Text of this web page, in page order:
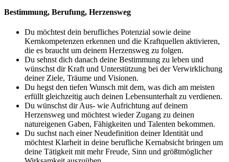
Bestimmung, Berufung, Herzensweg
Du möchtest dein berufliches Potenzial sowie deine
Kernkompetenzen erkennen und die Kraftquellen aktivieren,
die es braucht um deinem Herzensweg zu folgen.
Du sehnst dich danach deine Bestimmung zu leben und
wünschst dir Kraft und Unterstützung bei der Verwirklichung
deiner Ziele, Träume und Visionen.
Du hegst den tiefen Wunsch mit dem, was dich am meisten
erfüllt gleichzeitig auch deinen Lebensunterhalt zu verdienen.
Du wünschst dir Aus- wie Aufrichtung auf deinem
Herzensweg und möchtest wieder Zugang zu deinen
natureigenen Gaben, Fähigkeiten und Talenten bekommen.
Du suchst nach einer Neudefinition deiner Identität und
möchtest Klarheit in deine berufliche Kernabsicht bringen um
deine Tätigkeit mit mehr Freude, Sinn und größtmöglicher